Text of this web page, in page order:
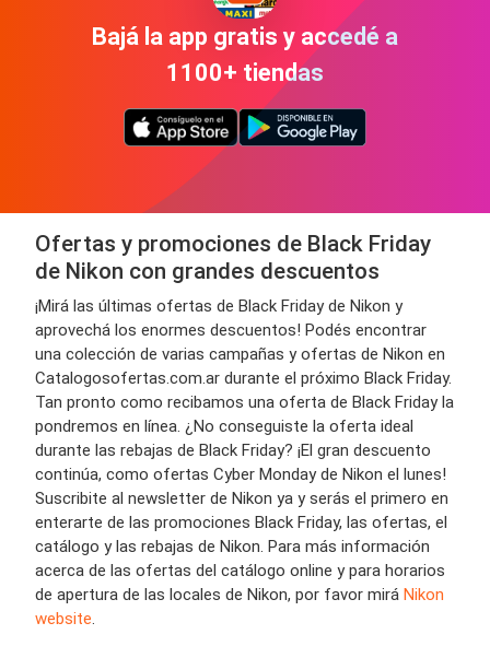
Bajá la app gratis y accedé a
1100+ tiendas
Ofertas y promociones de Black Friday
de Nikon con grandes descuentos
¡Mirá las últimas ofertas de Black Friday de Nikon y
aprovechá los enormes descuentos! Podés encontrar
una colección de varias campañas y ofertas de Nikon en
Catalogosofertas.com.ar durante el próximo Black Friday.
Tan pronto como recibamos una oferta de Black Friday la
pondremos en línea. ¿No conseguiste la oferta ideal
durante las rebajas de Black Friday? ¡El gran descuento
continúa, como ofertas Cyber Monday de Nikon el lunes!
Suscribite al newsletter de Nikon ya y serás el primero en
enterarte de las promociones Black Friday, las ofertas, el
catálogo y las rebajas de Nikon. Para más información
acerca de las ofertas del catálogo online y para horarios
de apertura de las locales de Nikon, por favor mirá Nikon
website.